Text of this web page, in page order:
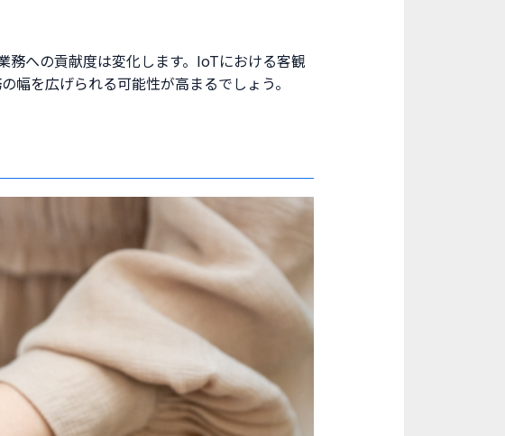
務への貢献度は変化します。IoTにおける客観
幅を広げられる可能性が高まるでしょう。